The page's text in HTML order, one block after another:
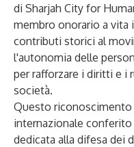
di Sharjah City for
membro onorario a
contributi storici al
l'autonomia delle
per rafforzare i diritti e i
società.
Questo
internazionale
dedicata alla difesa dei